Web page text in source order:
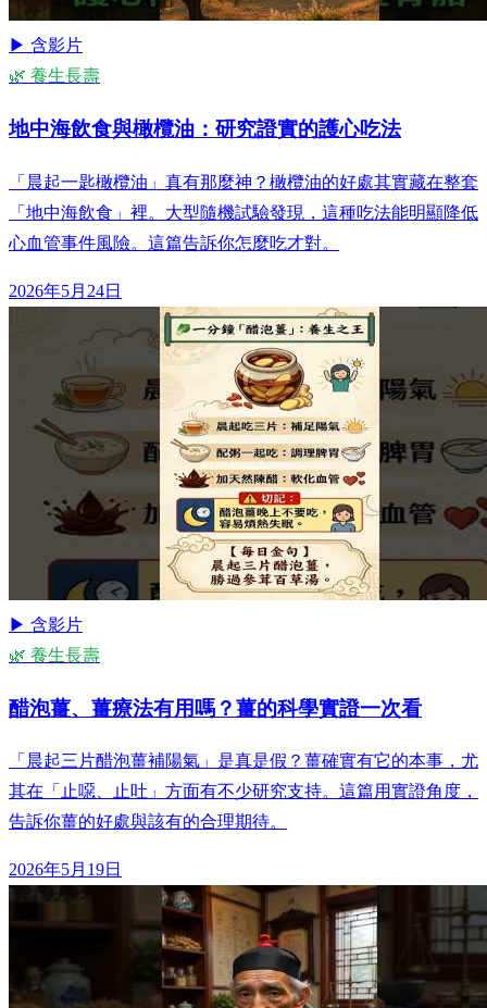
▶ 含影片
🌿 養生長壽
地中海飲食與橄欖油：研究證實的護心吃法
「晨起一匙橄欖油」真有那麼神？橄欖油的好處其實藏在整套
「地中海飲食」裡。大型隨機試驗發現，這種吃法能明顯降低
心血管事件風險。這篇告訴你怎麼吃才對。
2026年5月24日
▶ 含影片
🌿 養生長壽
醋泡薑、薑療法有用嗎？薑的科學實證一次看
「晨起三片醋泡薑補陽氣」是真是假？薑確實有它的本事，尤
其在「止噁、止吐」方面有不少研究支持。這篇用實證角度，
告訴你薑的好處與該有的合理期待。
2026年5月19日